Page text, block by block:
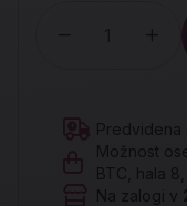
Predvidena
Možnost
BTC, hala
Na zalogi v